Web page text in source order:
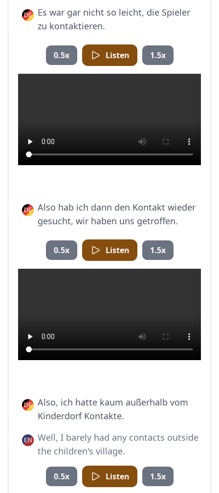
Es war gar nicht so leicht, die Spieler
zu kontaktieren.
0.5x Listen 1.5x
Also hab ich dann den Kontakt wieder
gesucht, wir haben uns getroffen.
0.5x Listen 1.5x
Also, ich hatte kaum außerhalb vom
Kinderdorf Kontakte.
Well, I barely had any contacts outside
the children's village.
0.5x Listen 1.5x